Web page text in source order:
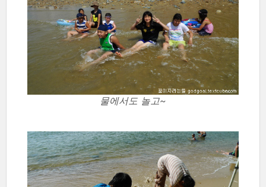
물에서도 놀고~